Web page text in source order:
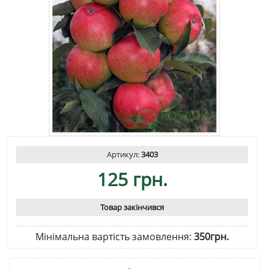
Артикул:3403
125 грн.
Товар закінчився
Мінімальна вартість замовлення: 350грн.